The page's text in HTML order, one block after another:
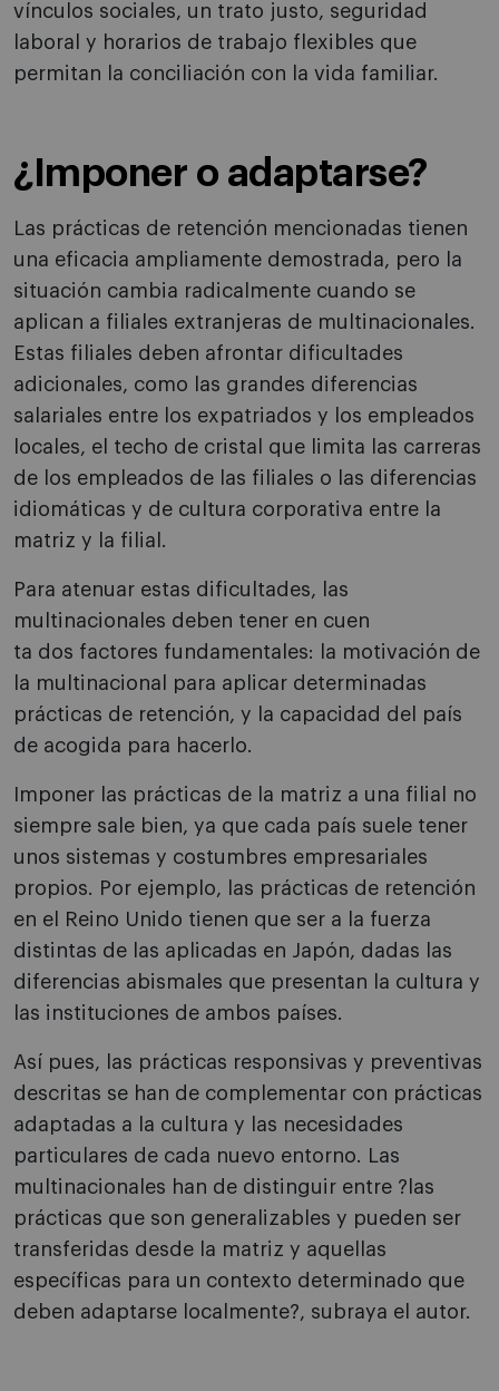
vínculos sociales, un trato justo, seguridad
laboral y horarios de trabajo flexibles que
permitan la conciliación con la vida familiar.
¿Imponer o adaptarse?
Las prácticas de retención mencionadas tienen
una eficacia ampliamente demostrada, pero la
situación cambia radicalmente cuando se
aplican a filiales extranjeras de multinacionales.
Estas filiales deben afrontar dificultades
adicionales, como las grandes diferencias
salariales entre los expatriados y los empleados
locales, el techo de cristal que limita las carreras
de los empleados de las filiales o las diferencias
idiomáticas y de cultura corporativa entre la
matriz y la filial.
Para atenuar estas dificultades, las
multinacionales deben tener en cuen
ta dos factores fundamentales: la motivación de
la multinacional para aplicar determinadas
prácticas de retención, y la capacidad del país
de acogida para hacerlo.
Imponer las prácticas de la matriz a una filial no
siempre sale bien, ya que cada país suele tener
unos sistemas y costumbres empresariales
propios. Por ejemplo, las prácticas de retención
en el Reino Unido tienen que ser a la fuerza
distintas de las aplicadas en Japón, dadas las
diferencias abismales que presentan la cultura y
las instituciones de ambos países.
Así pues, las prácticas responsivas y preventivas
descritas se han de complementar con prácticas
adaptadas a la cultura y las necesidades
particulares de cada nuevo entorno. Las
multinacionales han de distinguir entre ?las
prácticas que son generalizables y pueden ser
transferidas desde la matriz y aquellas
específicas para un contexto determinado que
deben adaptarse localmente?, subraya el autor.